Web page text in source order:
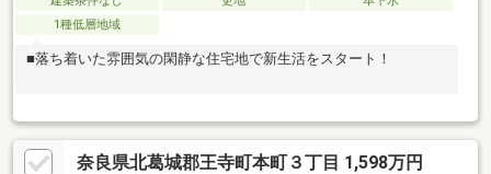
1種低層地域
■落ち着いた雰囲気の閑静な住宅地で新生活をスタート！
奈良県北葛城郡王寺町本町３丁目 1,598万円